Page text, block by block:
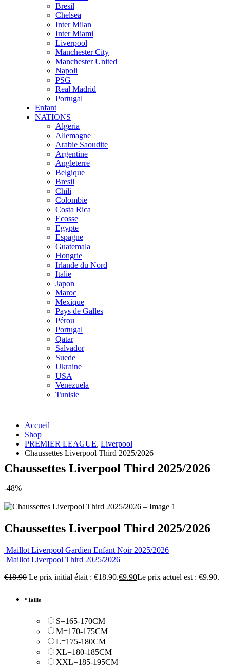
Bresil
Chelsea
Inter Milan
Inter Miami
Liverpool
Manchester City
Manchester United
Napoli
PSG
Real Madrid
Portugal
Enfant
NATIONS
Algeria
Allemagne
Arabie Saoudite
Argentine
Angleterre
Belgique
Bresil
Chili
Colombie
Costa Rica
Ecosse
Egypte
Espagne
Guatemala
Hongrie
Irlande du Nord
Italie
Japon
Maroc
Mexique
Pays de Galles
Pérou
Portugal
Qatar
Salvador
Suede
Ukraine
USA
Venezuela
Tunisie
Accueil
Shop
PREMIER LEAGUE, Liverpool
Chaussettes Liverpool Third 2025/2026
Chaussettes Liverpool Third 2025/2026
-48%
Chaussettes Liverpool Third 2025/2026
Maillot Liverpool Gardien Enfant Noir 2025/2026
Maillot Liverpool Third 2025/2026
€18.90 Le prix initial était : €18.90.€9.90Le prix actuel est : €9.90.
*Taille
S=165-170CM
M=170-175CM
L=175-180CM
XL=180-185CM
XXL=185-195CM